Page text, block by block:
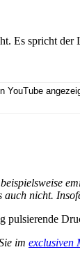
Es spricht der
nicht.
im exclusiven